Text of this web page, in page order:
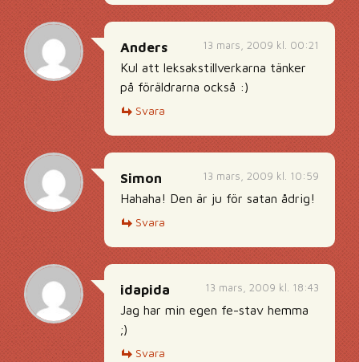
13 mars, 2009 kl. 00:21
Anders
Kul att leksakstillverkarna tänker
på föräldrarna också :)
Svara
13 mars, 2009 kl. 10:59
Simon
Hahaha! Den är ju för satan ådrig!
Svara
13 mars, 2009 kl. 18:43
idapida
Jag har min egen fe-stav hemma
;)
Svara